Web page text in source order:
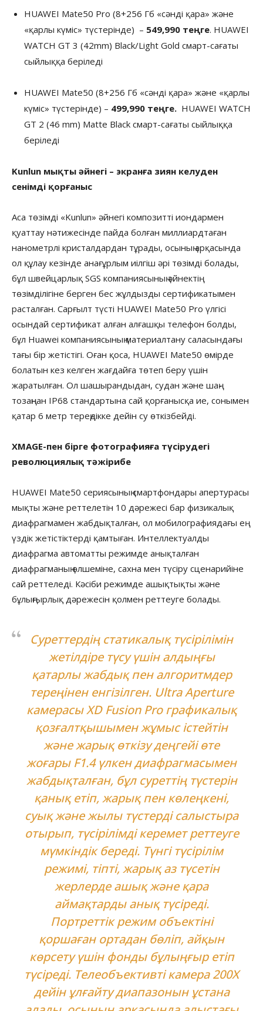
HUAWEI Mate50 Pro (8+256 Гб «сәнді қара» және
«қарлы күміс» түстерінде) – 549,990 теңге. HUAWEI
WATCH GT 3 (42mm) Black/Light Gold смарт-сағаты
сыйлыққа беріледі
HUAWEI Mate50 (8+256 Гб «сәнді қара» және «қарлы
күміс» түстерінде) – 499,990 теңге. HUAWEI WATCH
GT 2 (46 mm) Matte Black смарт-сағаты сыйлыққа
беріледі
Kunlun мықты әйнегі – экранға зиян келуден
сенімді қорғаныс
Аса төзімді «Kunlun» әйнегі композитті иондармен
қуаттау нәтижесінде пайда болған миллиардтаған
нанометрлі кристалдардан тұрады, осының арқасында
ол құлау кезінде анағұрлым иілгіш әрі төзімді болады,
бұл швейцарлық SGS компаниясының әйнектің
төзімділігіне берген бес жұлдызды сертификатымен
расталған. Сарғылт түсті HUAWEI Mate50 Pro үлгісі
осындай сертификат алған алғашқы телефон болды,
бұл Huawei компаниясының материалтану саласындағы
тағы бір жетістігі. Оған қоса, HUAWEI Mate50 өмірде
болатын кез келген жағдайға төтеп беру үшін
жаратылған. Ол шашырандыдан, судан және шаң-
тозаңнан IP68 стандартына сай қорғанысқа ие, сонымен
қатар 6 метр тереңдікке дейін су өткізбейді.
XMAGE-пен бірге фотографияға түсірудегі
революциялық тәжірибе
HUAWEI Mate50 сериясының смартфондары апертурасы
мықты және реттелетін 10 дәрежесі бар физикалық
диафрагмамен жабдықталған, ол мобилографиядағы ең
үздік жетістіктерді қамтыған. Интеллектуалды
диафрагма автоматты режимде анықталған
диафрагманың өлшеміне, сахна мен түсіру сценарийіне
сай реттеледі. Кәсіби режимде ашықтықты және
бұлыңғырлық дәрежесін қолмен реттеуге болады.
Суреттердің статикалық түсірілімін
жетілдіре түсу үшін алдыңғы
қатарлы жабдық пен алгоритмдер
тереңінен енгізілген. Ultra Aperture
камерасы XD Fusion Pro графикалық
қозғалтқышымен жұмыс істейтін
және жарық өткізу деңгейі өте
жоғары F1.4 үлкен диафрагмасымен
жабдықталған, бұл суреттің түстерін
қанық етіп, жарық пен көлеңкені,
суық және жылы түстерді салыстыра
отырып, түсірілімді керемет реттеуге
мүмкіндік береді. Түнгі түсірілім
режимі, тіпті, жарық аз түсетін
жерлерде ашық және қара
аймақтарды анық түсіреді.
Портреттік режим объектіні
қоршаған ортадан бөліп, айқын
көрсету үшін фонды бұлыңғыр етіп
түсіреді. Телеобъективті камера 200X
дейін ұлғайту диапазонын ұстана